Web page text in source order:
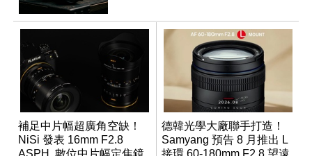
補足中片幅超廣角空缺！
NiSi 發表 16mm F2.8
ASPH. 數位中片幅定焦鏡
德韓光學大廠聯手打造！
Samyang 預告 8 月推出 L
接環 60-180mm F2.8 望遠